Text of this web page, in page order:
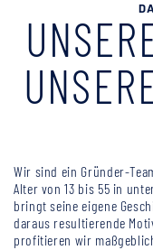
Wir sind ein Gründer-
Alter von 13 bis 55 in
bringt seine eigene
daraus resultierende
profitieren wir